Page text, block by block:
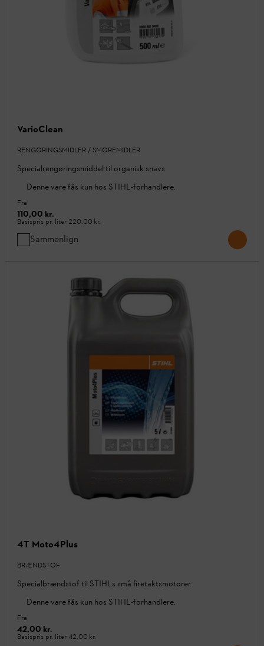
VarioClean
RENGØRINGSMIDLER / SMØREMIDLER
Specialrengøringsmiddel til organisk snavs
Denne vare fås kun hos STIHL-forhandlere.
Fra
110,00 kr.
Basispris pr. liter 220,00 kr.
Sammenlign
4T Moto4Plus
BRÆNDSTOF
Specialbrændstof til STIHLs små firetaktsmotorer
Denne vare fås kun hos STIHL-forhandlere.
Fra
42,00 kr.
Basispris pr. liter42,00 kr.